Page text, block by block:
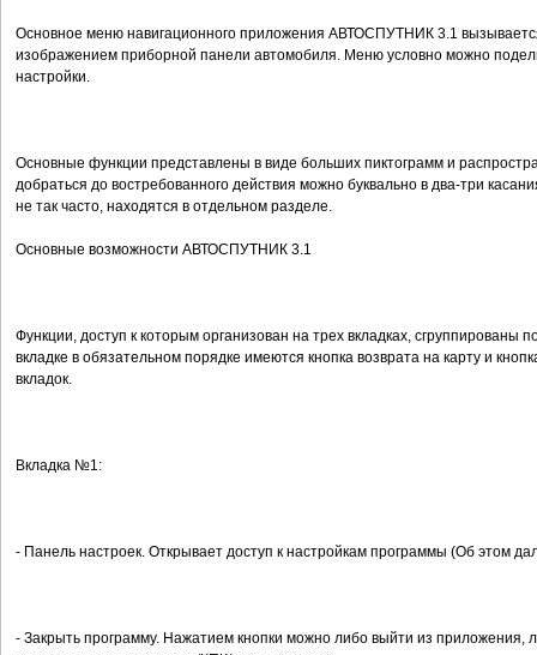
Основное меню навигационного приложения АВТОСПУТНИК 3.1
изображением приборной панели автомобиля. Меню условно можно
настройки.
Основные функции представлены в виде больших пиктограмм и
добраться до востребованного действия можно буквально в два-три
не так часто, находятся в отдельном разделе.
Основные возможности АВТОСПУТНИК 3.1
Функции, доступ к которым организован на трех вкладках, сгруппированы
вкладке в обязательном порядке имеются кнопка возврата на карту и
вкладок.
Вкладка №1:
- Панель настроек. Открывает доступ к настройкам программы (Об этом
- Закрыть программу. Нажатием кнопки можно либо выйти из приложения,